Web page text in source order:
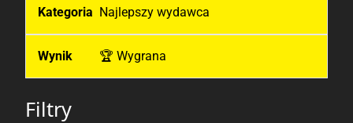
Najlepszy wydawca
🏆 Wygrana
Filtry